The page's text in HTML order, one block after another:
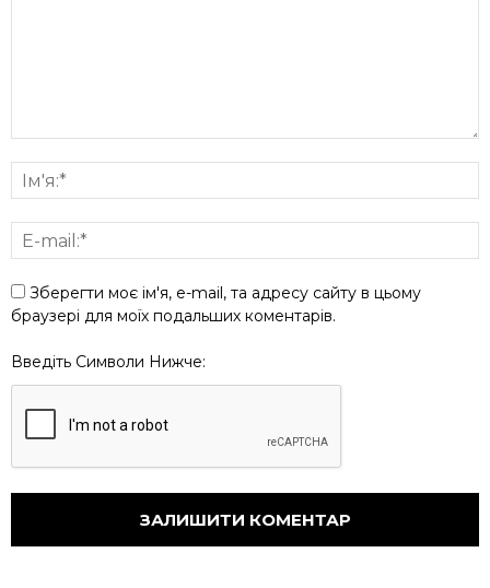
Зберегти моє ім'я, e-mail, та адресу сайту в цьому
браузері для моїх подальших коментарів.
Введіть Символи Нижче: